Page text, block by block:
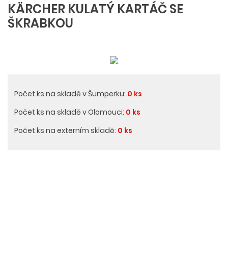
KÄRCHER KULATÝ KARTÁČ SE
ŠKRABKOU
Počet ks na skladě v Šumperku: 0 ks
Počet ks na skladě v Olomouci: 0 ks
Počet ks na externím skladě: 0 ks